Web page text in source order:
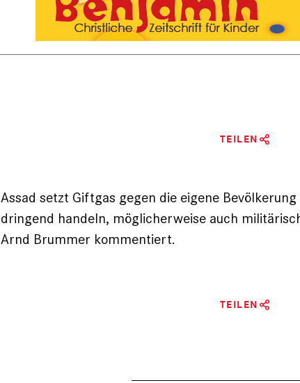
TEILEN
Assad setzt Giftgas gegen die eigene
dringend handeln, möglicherweise auch
Arnd Brummer kommentiert.
TEILEN